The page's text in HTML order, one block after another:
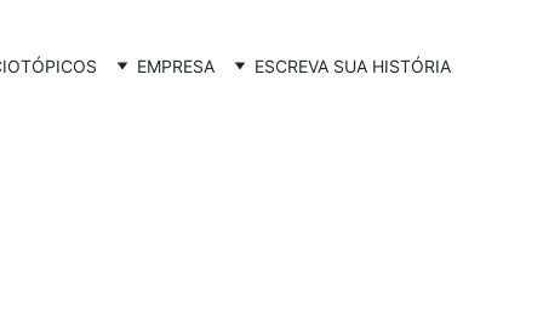
TÓPICOS EMPRESA ESCREVA SUA HISTÓRIA